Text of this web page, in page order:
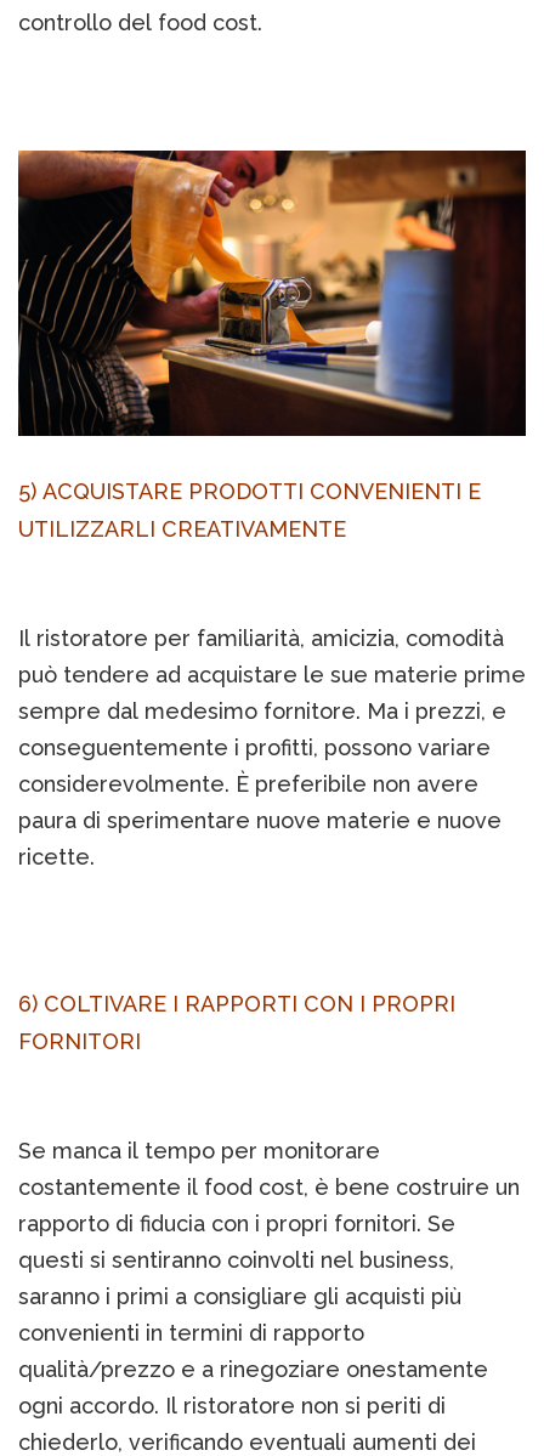
controllo del food cost.
5) ACQUISTARE PRODOTTI CONVENIENTI E
UTILIZZARLI CREATIVAMENTE
Il ristoratore per familiarità, amicizia, comodità
può tendere ad acquistare le sue materie prime
sempre dal medesimo fornitore. Ma i prezzi, e
conseguentemente i profitti, possono variare
considerevolmente. È preferibile non avere
paura di sperimentare nuove materie e nuove
ricette.
6) COLTIVARE I RAPPORTI CON I PROPRI
FORNITORI
Se manca il tempo per monitorare
costantemente il food cost, è bene costruire un
rapporto di fiducia con i propri fornitori. Se
questi si sentiranno coinvolti nel business,
saranno i primi a consigliare gli acquisti più
convenienti in termini di rapporto
qualità/prezzo e a rinegoziare onestamente
ogni accordo. Il ristoratore non si periti di
chiederlo, verificando eventuali aumenti dei